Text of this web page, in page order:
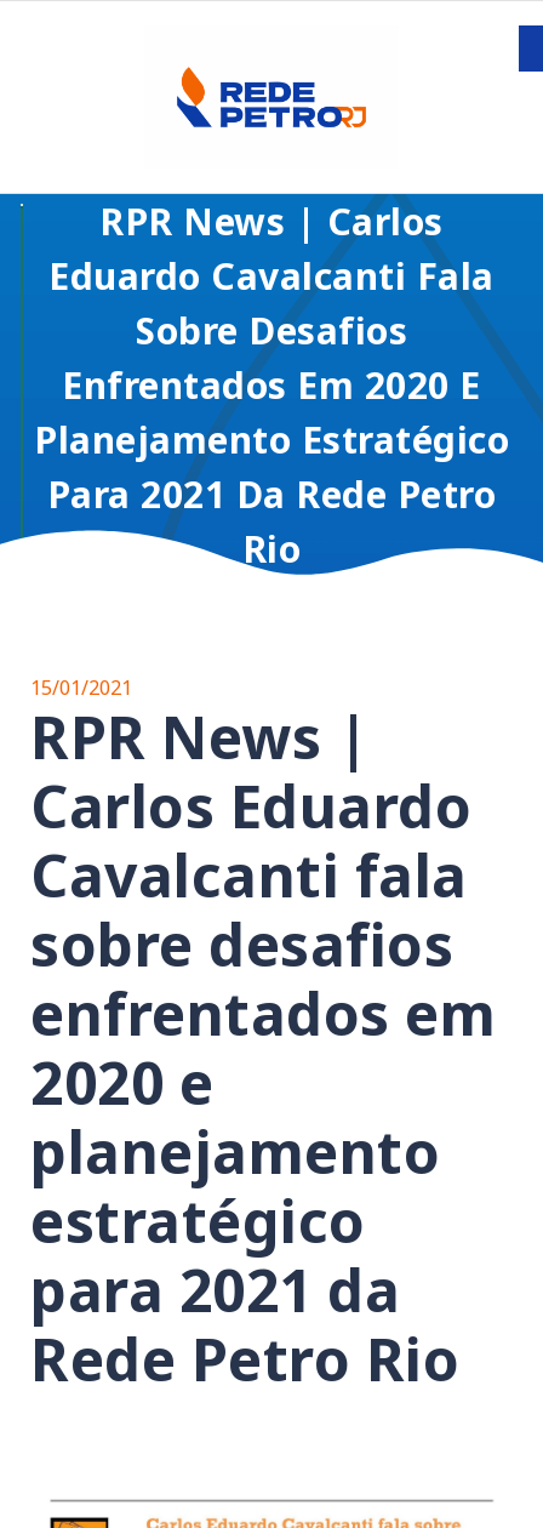
RPR News | Carlos
Eduardo Cavalcanti Fala
Sobre Desafios
Enfrentados Em 2020 E
Planejamento Estratégico
Para 2021 Da Rede Petro
Rio
15/01/2021
RPR News |
Carlos Eduardo
Cavalcanti fala
sobre desafios
enfrentados em
2020 e
planejamento
estratégico
para 2021 da
Rede Petro Rio